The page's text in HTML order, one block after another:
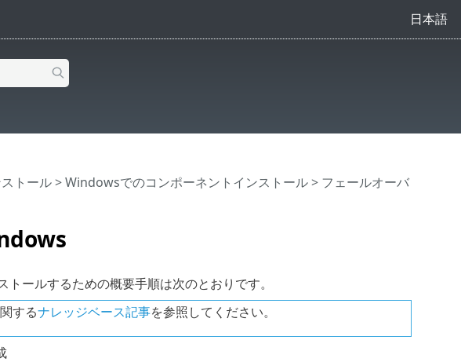
日本語
トール>Windowsでのコンポーネントインストール> フェールオーバ
ールするための概要手順は次のとおりです。
するナレッジベース記事を参照してください。